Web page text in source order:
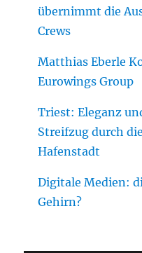
übernimmt die
Crews
Matthias Eberle
Eurowings Group
Triest: Eleganz
Streifzug durch
Hafenstadt
Digitale Medien:
Gehirn?